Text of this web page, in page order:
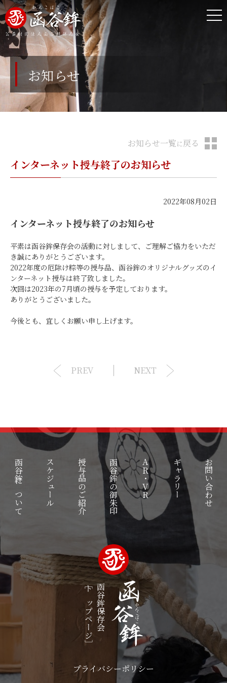
お知らせ
インターネット授与終了のお知らせ
2022年08月02日
お知らせ一覧に戻る
インターネット授与終了のお知らせ
平素は函谷鉾保存会の活動に対しまして、ご理解ご協力をいただ
き誠にありがとうございます。
2022年度の厄除け粽等の授与品、函谷鉾のオリジナルグッズのイ
ンターネット授与は終了致しました。
次回は2023年の7月頃の授与を予定しております。
ありがとうございました。
今後とも、宜しくお願い申し上げます。
PREV NEXT
函谷鉾について スケジュール 授与品のご紹介 函谷鉾の御朱印 AR・VR ギャラリー お問い合わせ
函谷鉾保存会
［トップページ］
プライバシーポリシー